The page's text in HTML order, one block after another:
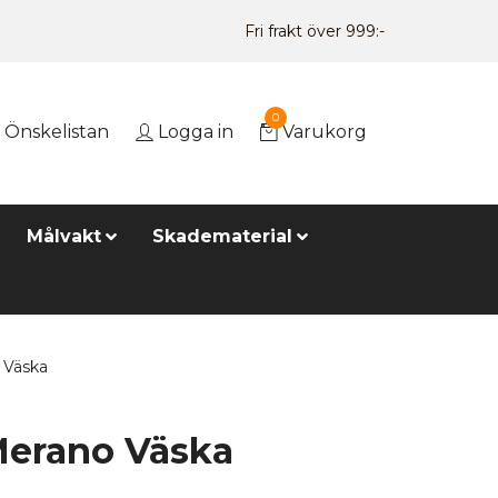
Fri frakt över 999:-
Önskelistan Logga in
0
Varukorg
Målvakt Skadematerial
Väska